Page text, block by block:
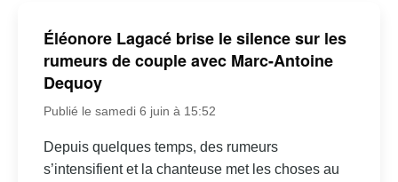
Éléonore Lagacé brise le silence sur les
rumeurs de couple avec Marc-Antoine
Dequoy
Publié le samedi 6 juin à 15:52
Depuis quelques temps, des rumeurs
s’intensifient et la chanteuse met les choses au